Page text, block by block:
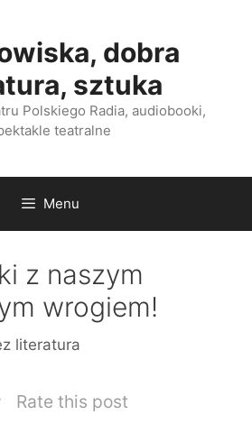
dobra
sztuka
Polskiego Radia, audiobooki,
teatralne
Menu
z naszym
wrogiem!
literatura
Rate this post